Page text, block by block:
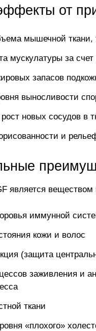
от
мышечной
мускулатуры за
запасов
выносливости
новых сосудов в
и
является
иммунной
кожи и волос
(защита
заживления и
ткани
«плохого»